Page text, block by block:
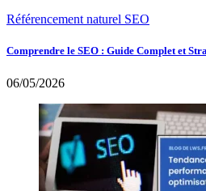
Référencement naturel SEO
Comprendre le SEO : Guide Complet et
06/05/2026